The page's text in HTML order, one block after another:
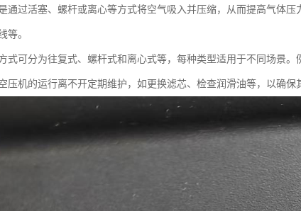
通过活塞、螺杆或离心等方式将空气吸入并压缩，从而提高气体
等。
式可分为往复式、螺杆式和离心式等，每种类型适用于不同场景
压机的运行离不开定期维护，如更换滤芯、检查润滑油等，以确保